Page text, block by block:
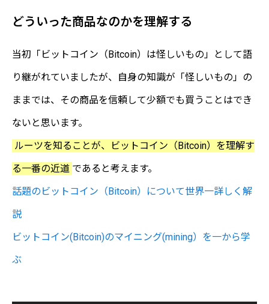
どういった商品なのかを理解する
当初「ビットコイン（Bitcoin）は怪しいもの」として語
り継がれていましたが、自身の知識が「怪しいもの」の
ままでは、その商品を信頼して少額でも買うことはでき
ないと思います。
ルーツを知ることが、ビットコイン（Bitcoin）を理解す
る一番の近道 であると考えます。
話題のビットコイン（Bitcoin）について世界一詳しく解
説
ビットコイン(Bitcoin)のマイニング(mining）を一から学
ぶ